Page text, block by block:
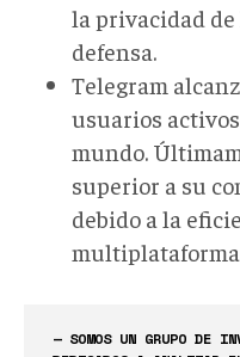
la privacidad
defensa.
Telegram
usuarios
mundo.
superior a su
debido a la
— SOMOS UN GRUPO DE